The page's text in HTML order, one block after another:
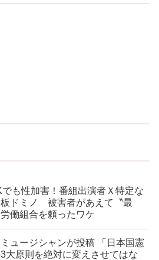
でも性加害！番組出演者Ｘ特定な
板ドミノ 被害者があえて〝最
働組合を頼ったワケ
ュージシャンが投稿 「日本国憲
大原則を絶対に変えさせてはな